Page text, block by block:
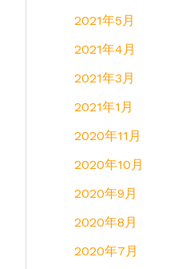
2021年5月
2021年4月
2021年3月
2021年1月
2020年11月
2020年10月
2020年9月
2020年8月
2020年7月